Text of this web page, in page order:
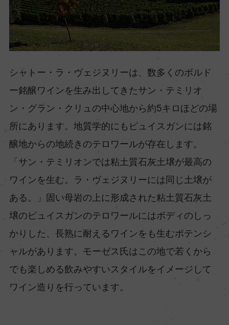
シャトー・ラ・ヴェジヌリーは、数多くのボルド
ー銘醸ワインを生み出してきたサン・テミリオ
ン・グラン・クリュの中心地から約5キロほどの場
所にあります。地質学的にもピュイスガンには銘
醸地からの地続きのテロワールが存在します。
「サン・テミリオンでは粘土質石灰土壌が最高の
ワインを生む。ラ・ヴェジヌリーには同じ土壌が
ある。」固い母岩の上に形成された粘土質石灰土
壌のピュイスガンのテロワールにはボディのしっ
かりした、長熟に耐えるワインをも生むポテンシ
ャルがあります。モーゼス氏はこの地で若くから
でも楽しめる飲みやすいスタイルをイメージして
ワイン造りを行っています。